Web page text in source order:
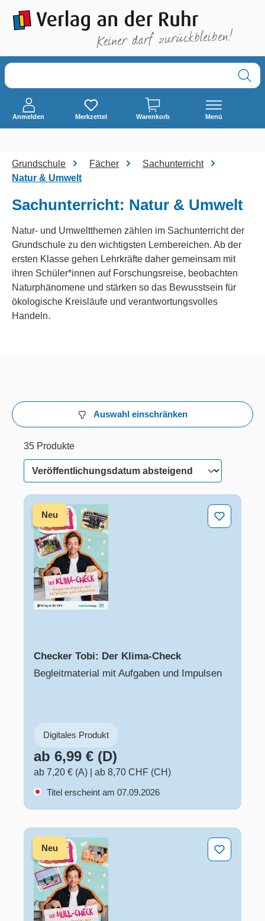
springen
Anmelden Merkzettel Warenkorb Menü
Grundschule Fächer
Sachunterricht
Natur & Umwelt
Sachunterricht: Natur & Umwelt
Natur- und Umweltthemen zählen im Sachunterricht der
Grundschule zu den wichtigsten Lernbereichen. Ab der
ersten Klasse gehen Lehrkräfte daher gemeinsam mit
ihren Schüler*innen auf Forschungsreise, beobachten
Naturphänomene und stärken so das Bewusstsein für
ökologische Kreisläufe und verantwortungsvolles
Handeln.
Auswahl einschränken
35 Produkte
32 von 35 Produkten werden angezeigt
35 Produkte
Checker Tobi: Der Klima-Check
Neu
Checker Tobi: Der Klima-Check
Begleitmaterial mit Aufgaben und Impulsen
Digitales Produkt
ab 6,99 € (D)
ab 7,20 € (A)
ab 8,70 CHF (CH)
Titel erscheint am 07.09.2026
Checker Tobi: Der Müll-Check
Neu